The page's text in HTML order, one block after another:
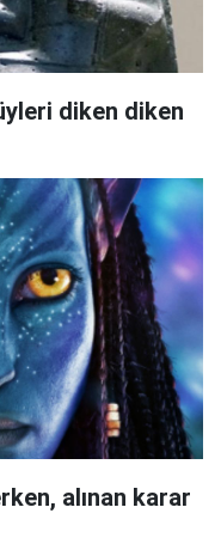
diken diken
alınan karar